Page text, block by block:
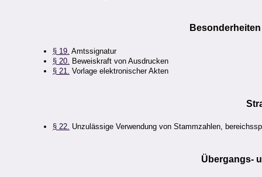
§ 19. Amtssignatur
§ 20. Beweiskraft von Ausdrucken
§ 21.
Vorlage elektronischer Akten
§ 22. Unzulässige Verwendung von Stammzahlen,
Übergangs-